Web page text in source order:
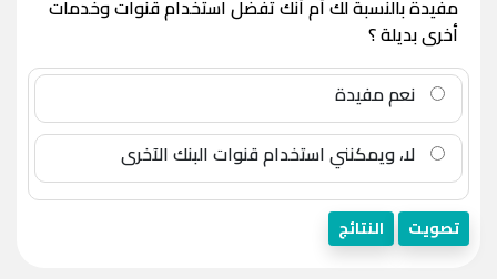
مفيدة بالنسبة لك أم أنك تفضل استخدام قنوات وخدمات
أخرى بديلة ؟
نعم مفيدة
لا، ويمكنني استخدام قنوات البنك الآخرى
تصويت النتائج